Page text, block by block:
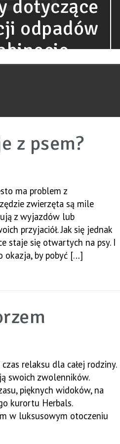
dotyczące
odpadów
w
z psem?
ma problem z
zwierzęta są mile
z wyjazdów lub
przyjaciół. Jak się jednak
staje się otwartych na psy. I
okazja, by pobyć […]
relaksu dla całej rodziny.
swoich zwolenników.
pięknych widoków, na
kurortu Herbals.
w luksusowym otoczeniu